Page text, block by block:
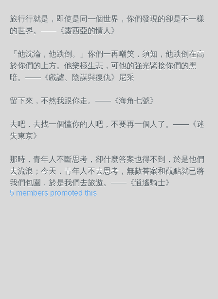
旅行行就是，即使是同一個世界，你們發現的卻是不一樣
的世界。——《露西亞的情人》
「他沈淪，他跌倒。」你們一再嘲笑，須知，他跌倒在高
於你們的上方。他樂極生悲，可他的強光緊接你們的黑
暗。——《戲謔、陰謀與復仇》尼采
留下來，不然我跟你走。——《海角七號》
去吧，去找一個懂你的人吧，不要再一個人了。——《迷
失東京》
那時，青年人不斷思考，卻什麼答案也得不到，於是他們
去流浪；今天，青年人不去思考，無數答案和觀點就已將
我們包圍，於是我們去旅遊。——《逍遙騎士》
5 members promoted this